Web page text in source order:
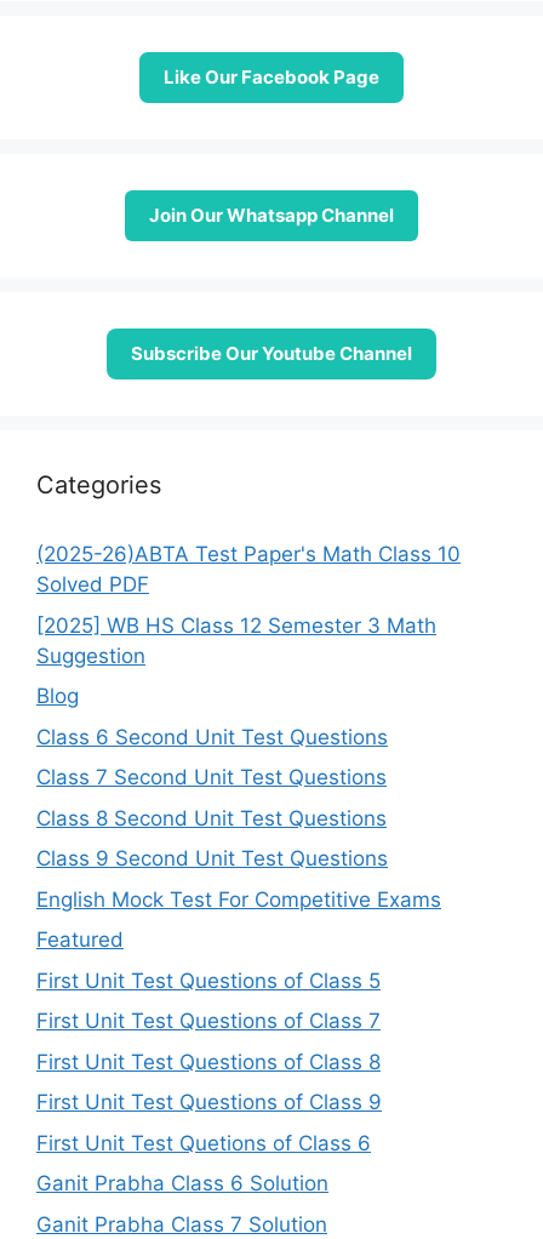
Like Our Facebook Page
Join Our Whatsapp Channel
Subscribe Our Youtube Channel
Categories
(2025-26)ABTA Test Paper's Math Class 10
Solved PDF
[2025] WB HS Class 12 Semester 3 Math
Suggestion
Blog
Class 6 Second Unit Test Questions
Class 7 Second Unit Test Questions
Class 8 Second Unit Test Questions
Class 9 Second Unit Test Questions
English Mock Test For Competitive Exams
Featured
First Unit Test Questions of Class 5
First Unit Test Questions of Class 7
First Unit Test Questions of Class 8
First Unit Test Questions of Class 9
First Unit Test Quetions of Class 6
Ganit Prabha Class 6 Solution
Ganit Prabha Class 7 Solution